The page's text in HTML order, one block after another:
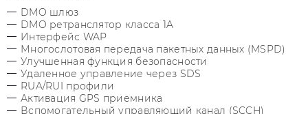
DMO шлюз
DMO ретранслятор класса 1A
Интерфейс WAP
Многослотовая передача пакетных данных (MSPD)
Улучшенная функция безопасности
Удаленное управление через SDS
RUA/RUI профили
Активация GPS приемника
Вспомогательный управляющий канал (SCCH)